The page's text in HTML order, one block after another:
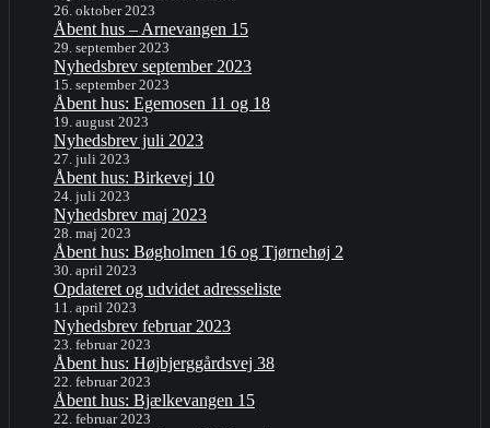
26. oktober 2023
Åbent hus – Arnevangen 15
29. september 2023
Nyhedsbrev september 2023
15. september 2023
Åbent hus: Egemosen 11 og 18
19. august 2023
Nyhedsbrev juli 2023
27. juli 2023
Åbent hus: Birkevej 10
24. juli 2023
Nyhedsbrev maj 2023
28. maj 2023
Åbent hus: Bøgholmen 16 og Tjørnehøj 2
30. april 2023
Opdateret og udvidet adresseliste
11. april 2023
Nyhedsbrev februar 2023
23. februar 2023
Åbent hus: Højbjerggårdsvej 38
22. februar 2023
Åbent hus: Bjælkevangen 15
22. februar 2023